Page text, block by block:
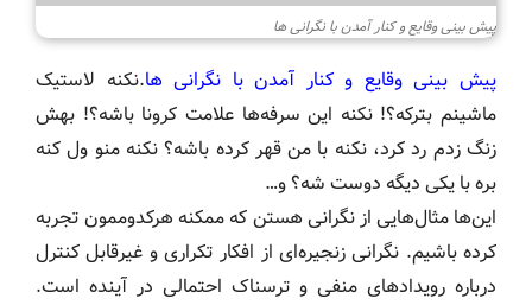
پیش بینی وقایع و کنار آمدن با نگرانی ها
پیش بینی وقایع و کنار آمدن با نگرانی ها.نکنه لاستیک
ماشینم بترکه؟! نکنه این سرفه‌ها علامت کرونا باشه؟! بهش
زنگ زدم رد کرد، نکنه با من قهر کرده باشه؟ نکنه منو ول کنه
بره با یکی دیگه دوست شه؟ و…
این‌ها مثال‌هایی از نگرانی هستن که ممکنه هرکدوممون تجربه
کرده باشیم. نگرانی زنجیره‌ای از افکار تکراری و غیرقابل کنترل
درباره رویدادهای منفی و ترسناک احتمالی در آینده است.